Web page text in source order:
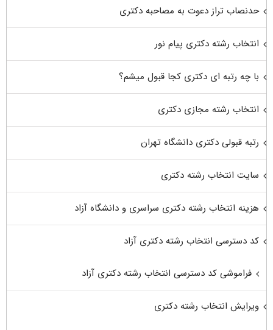
حدنصاب تراز دعوت به مصاحبه دکتری
انتخاب رشته دکتری پیام نور
با چه رتبه ای دکتری کجا قبول میشم؟
انتخاب رشته مجازی دکتری
رتبه قبولی دکتری دانشگاه تهران
سایت انتخاب رشته دکتری
هزینه انتخاب رشته دکتری سراسری و دانشگاه آزاد
کد دسترسی انتخاب رشته دکتری آزاد
فراموشی کد دسترسی انتخاب رشته دکتری آزاد
ویرایش انتخاب رشته دکتری